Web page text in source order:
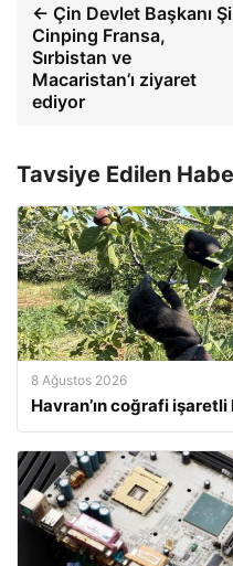
← Çin Devlet Başkanı Şi
Cinping Fransa,
Sırbistan ve
Macaristan’ı ziyaret
ediyor
Tavsiye Edilen
8 Ağustos 2026
Havran’ın coğrafi